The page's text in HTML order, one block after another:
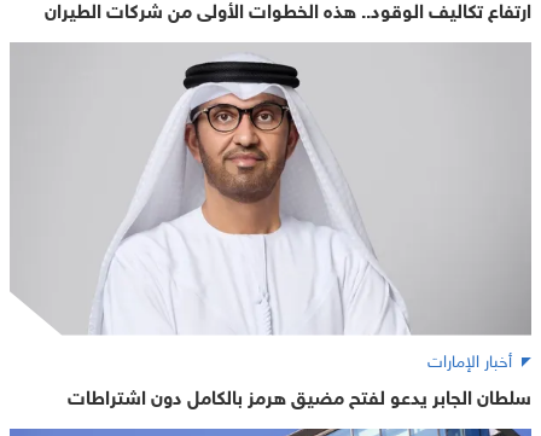
ارتفاع تكاليف الوقود.. هذه الخطوات الأولى من شركات الطيران
أخبار الإمارات
سلطان الجابر يدعو لفتح مضيق هرمز بالكامل دون اشتراطات